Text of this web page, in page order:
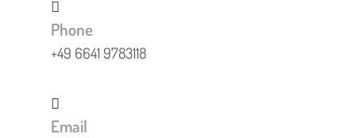
Phone
+49 6641 9783118
Email